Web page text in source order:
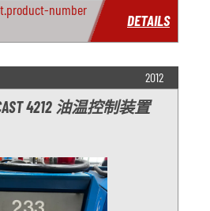
number
DETAILS
2012
4212 油温控制装置